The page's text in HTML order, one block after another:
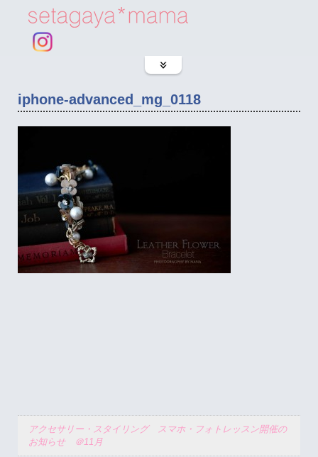
iphone-advanced_mg_0118
アクセサリー・スタイリング スマホ・フォトレッスン開催の
お知らせ ＠11月